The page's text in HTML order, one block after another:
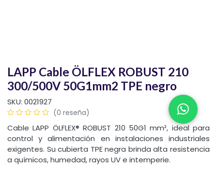
LAPP Cable ÖLFLEX ROBUST 210
300/500V 50G1mm2 TPE negro
SKU: 0021927
(0 reseña)
Cable LAPP ÖLFLEX® ROBUST 210 50G1 mm², ideal para
control y alimentación en instalaciones industriales
exigentes. Su cubierta TPE negra brinda alta resistencia
a químicos, humedad, rayos UV e intemperie.